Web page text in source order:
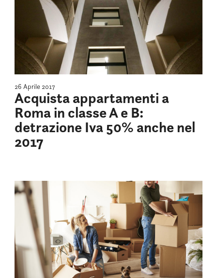
26 Aprile 2017
Acquista appartamenti a
Roma in classe A e B:
detrazione Iva 50% anche nel
2017